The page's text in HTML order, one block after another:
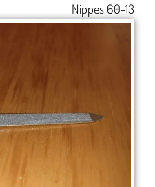
Nippes 60-13